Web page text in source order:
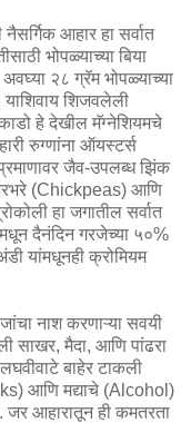
आहार हा सर्वात
भोपळ्याच्या बिया
२८ ग्रॅम भोपळ्याच्या
शिजवलेली
हे देखील मॅग्नेशियमचे
रुग्णांना ऑयस्टर्स
जैव-उपलब्ध झिंक
हरभरे (Chickpeas) आणि
हा जगातील सर्वात
दैनंदिन गरजेच्या ५०%
यांमधूनही क्रोमियम
नाश करणाऱ्या सवयी
मैदा, आणि पांढरा
बाहेर टाकली
आणि मद्याचे (Alcohol)
आहारातून ही कमतरता